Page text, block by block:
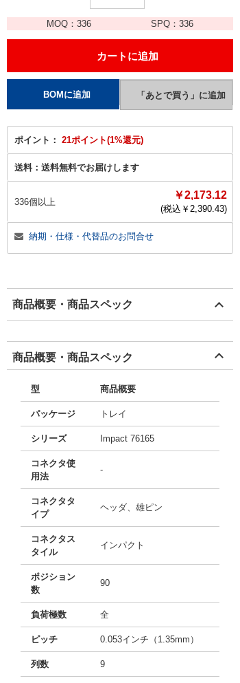
MOQ：336 SPQ： 336
ポイント： 21ポイント(1%還元)
送料： 送料無料でお届けします
336個以上
￥2,173.12
(税込￥ 2,390.43)
納期・仕様・代替品のお問合せ
商品概要・商品スペック
商品概要・商品スペック
型 商品概要
パッケージ トレイ
シリーズ Impact 76165
コネクタ使
用法
-
コネクタタ
イプ
ヘッダ、雄ピン
コネクタス
タイル
インパクト
ポジション
数
90
負荷極数 全
ピッチ 0.053インチ（1.35mm）
列数 9